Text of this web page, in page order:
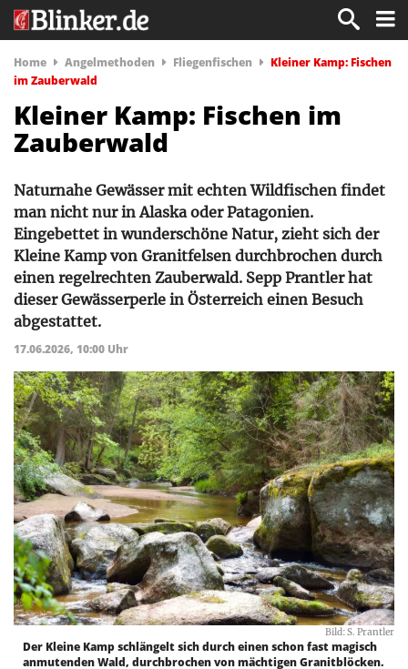
Home Angelmethoden Fliegenfischen
Kleiner Kamp: Fischen
im Zauberwald
Kleiner Kamp: Fischen im
Zauberwald
Naturnahe Gewässer mit echten Wildfischen findet
man nicht nur in Alaska oder Patagonien.
Eingebettet in wunderschöne Natur, zieht sich der
Kleine Kamp von Granitfelsen durchbrochen durch
einen regelrechten Zauberwald. Sepp Prantler hat
dieser Gewässerperle in Österreich einen Besuch
abgestattet.
17.06.2026, 10:00 Uhr
Bild: S. Prantler
Der Kleine Kamp schlängelt sich durch einen schon fast magisch
anmutenden Wald, durchbrochen von mächtigen Granitblöcken.